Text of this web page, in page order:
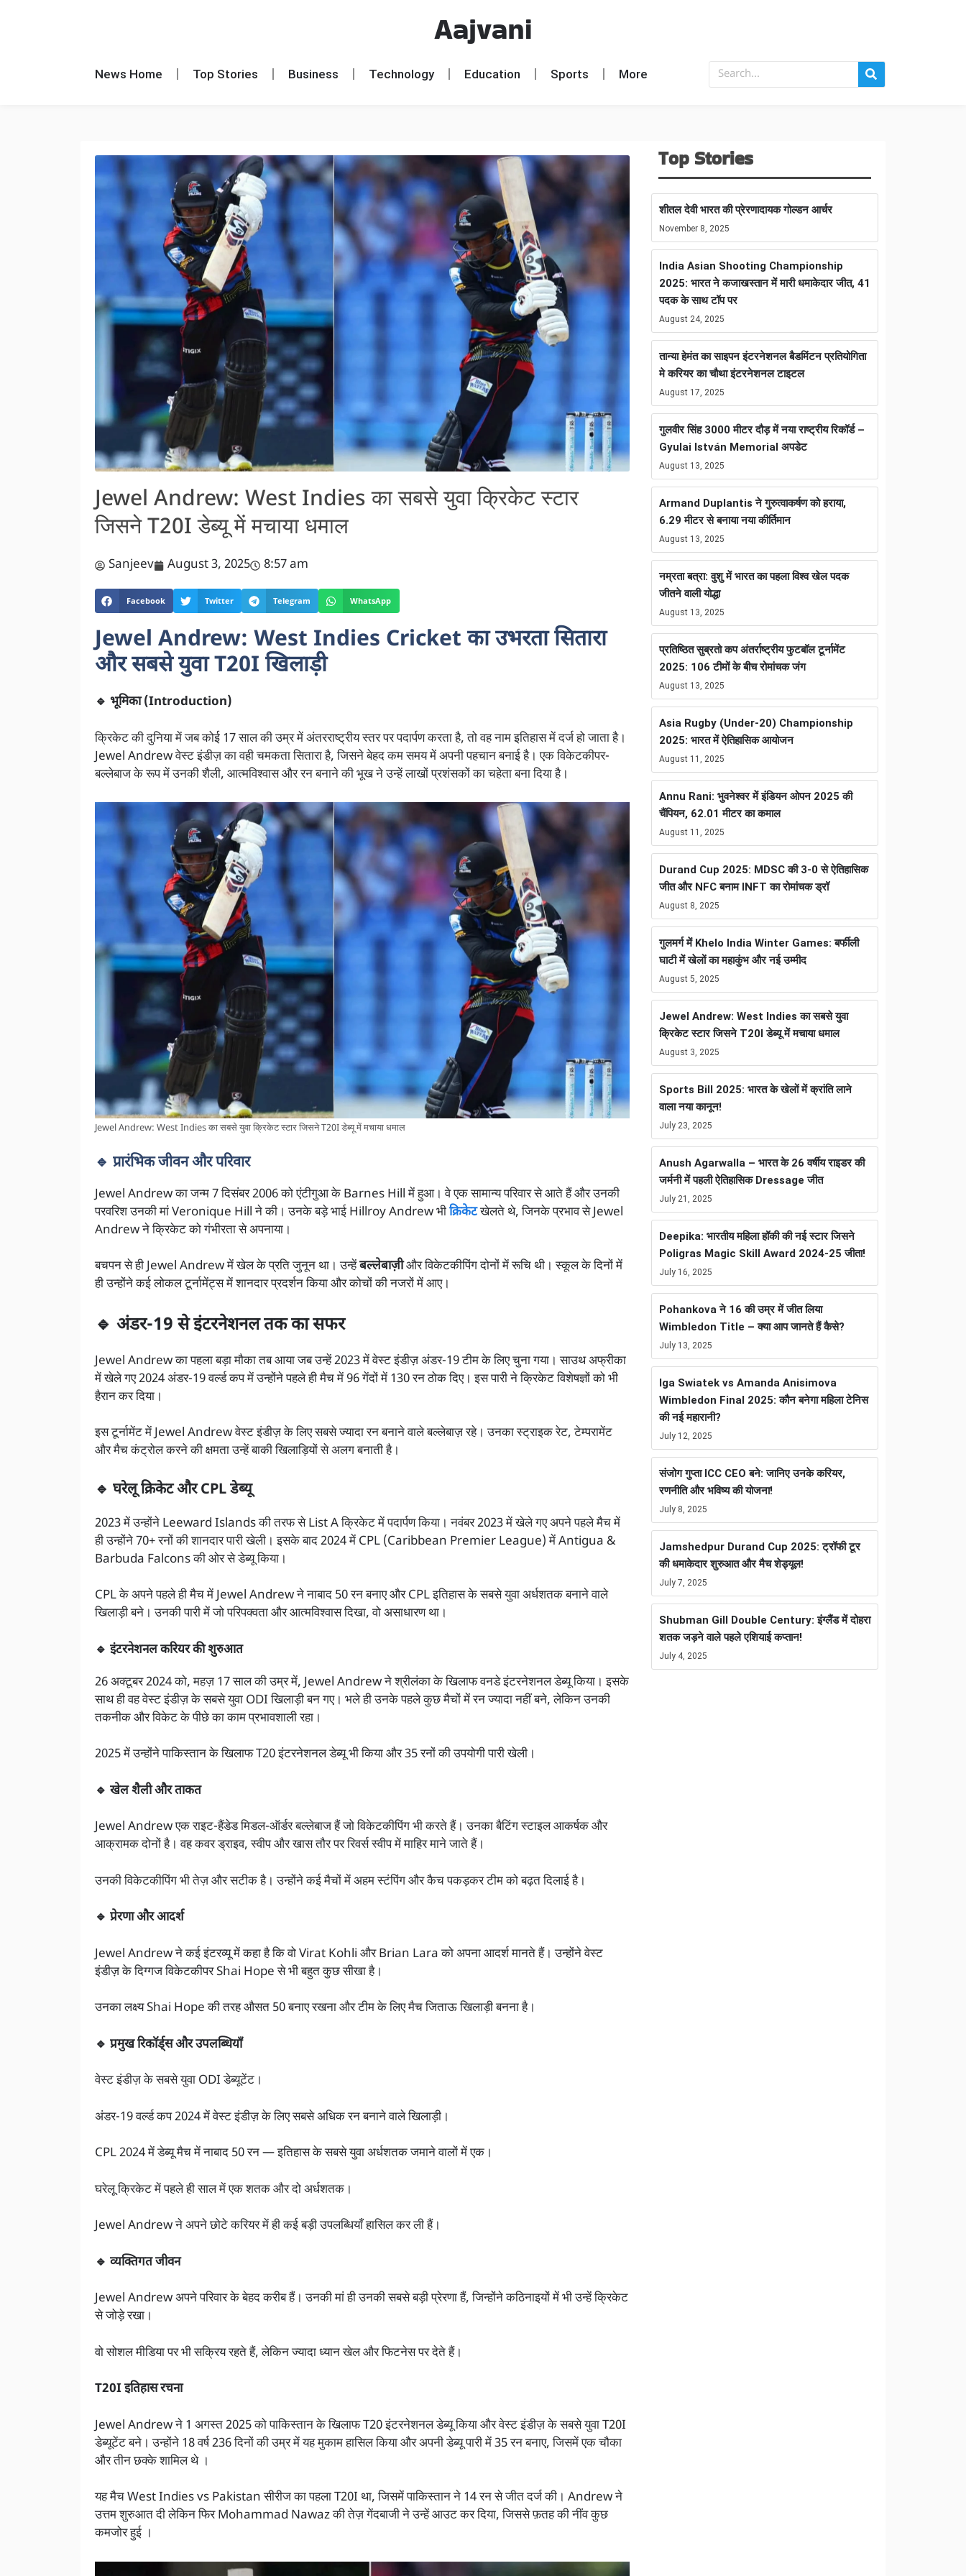
Aajvani
News Home Top Stories Business Technology Education Sports More
Jewel Andrew: West Indies का सबसे युवा क्रिकेट स्टार
जिसने T20I डेब्यू में मचाया धमाल
Sanjeev August 3, 2025 8:57 am
Facebook Twitter Telegram WhatsApp
Jewel Andrew: West Indies Cricket का उभरता सितारा
और सबसे युवा T20I खिलाड़ी
🔹 भूमिका (Introduction)
क्रिकेट की दुनिया में जब कोई 17 साल की उम्र में अंतरराष्ट्रीय स्तर पर पदार्पण करता है, तो वह नाम इतिहास में दर्ज हो जाता है।
Jewel Andrew वेस्ट इंडीज़ का वही चमकता सितारा है, जिसने बेहद कम समय में अपनी पहचान बनाई है। एक विकेटकीपर-
बल्लेबाज के रूप में उनकी शैली, आत्मविश्वास और रन बनाने की भूख ने उन्हें लाखों प्रशंसकों का चहेता बना दिया है।
Jewel Andrew: West Indies का सबसे युवा क्रिकेट स्टार जिसने T20I डेब्यू में मचाया धमाल
🔹 प्रारंभिक जीवन और परिवार
Jewel Andrew का जन्म 7 दिसंबर 2006 को एंटीगुआ के Barnes Hill में हुआ। वे एक सामान्य परिवार से आते हैं और उनकी
परवरिश उनकी मां Veronique Hill ने की। उनके बड़े भाई Hillroy Andrew भीक्रिकेटखेलते थे, जिनके प्रभाव से Jewel
Andrew ने क्रिकेट को गंभीरता से अपनाया।
बचपन से ही Jewel Andrew में खेल के प्रति जुनून था। उन्हेंबल्लेबाज़ीऔर विकेटकीपिंग दोनों में रूचि थी। स्कूल के दिनों में
ही उन्होंने कई लोकल टूर्नामेंट्स में शानदार प्रदर्शन किया और कोचों की नजरों में आए।
🔹 अंडर-19 से इंटरनेशनल तक का सफर
Jewel Andrew का पहला बड़ा मौका तब आया जब उन्हें 2023 में वेस्ट इंडीज़ अंडर-19 टीम के लिए चुना गया। साउथ अफ्रीका
में खेले गए 2024 अंडर-19 वर्ल्ड कप में उन्होंने पहले ही मैच में 96 गेंदों में 130 रन ठोक दिए। इस पारी ने क्रिकेट विशेषज्ञों को भी
हैरान कर दिया।
इस टूर्नामेंट में Jewel Andrew वेस्ट इंडीज़ के लिए सबसे ज्यादा रन बनाने वाले बल्लेबाज़ रहे। उनका स्ट्राइक रेट, टेम्परामेंट
और मैच कंट्रोल करने की क्षमता उन्हें बाकी खिलाड़ियों से अलग बनाती है।
🔹 घरेलू क्रिकेट और CPL डेब्यू
2023 में उन्होंने Leeward Islands की तरफ से List A क्रिकेट में पदार्पण किया। नवंबर 2023 में खेले गए अपने पहले मैच में
ही उन्होंने 70+ रनों की शानदार पारी खेली। इसके बाद 2024 में CPL (Caribbean Premier League) में Antigua &
Barbuda Falcons की ओर से डेब्यू किया।
CPL के अपने पहले ही मैच में Jewel Andrew ने नाबाद 50 रन बनाए और CPL इतिहास के सबसे युवा अर्धशतक बनाने वाले
खिलाड़ी बने। उनकी पारी में जो परिपक्वता और आत्मविश्वास दिखा, वो असाधारण था।
🔹 इंटरनेशनल करियर की शुरुआत
26 अक्टूबर 2024 को, महज़ 17 साल की उम्र में, Jewel Andrew ने श्रीलंका के खिलाफ वनडे इंटरनेशनल डेब्यू किया। इसके
साथ ही वह वेस्ट इंडीज़ के सबसे युवा ODI खिलाड़ी बन गए। भले ही उनके पहले कुछ मैचों में रन ज्यादा नहीं बने, लेकिन उनकी
तकनीक और विकेट के पीछे का काम प्रभावशाली रहा।
2025 में उन्होंने पाकिस्तान के खिलाफ T20 इंटरनेशनल डेब्यू भी किया और 35 रनों की उपयोगी पारी खेली।
🔹 खेल शैली और ताकत
Jewel Andrew एक राइट-हैंडेड मिडल-ऑर्डर बल्लेबाज हैं जो विकेटकीपिंग भी करते हैं। उनका बैटिंग स्टाइल आकर्षक और
आक्रामक दोनों है। वह कवर ड्राइव, स्वीप और खास तौर पर रिवर्स स्वीप में माहिर माने जाते हैं।
उनकी विकेटकीपिंग भी तेज़ और सटीक है। उन्होंने कई मैचों में अहम स्टंपिंग और कैच पकड़कर टीम को बढ़त दिलाई है।
🔹 प्रेरणा और आदर्श
Jewel Andrew ने कई इंटरव्यू में कहा है कि वो Virat Kohli और Brian Lara को अपना आदर्श मानते हैं। उन्होंने वेस्ट
इंडीज़ के दिग्गज विकेटकीपर Shai Hope से भी बहुत कुछ सीखा है।
उनका लक्ष्य Shai Hope की तरह औसत 50 बनाए रखना और टीम के लिए मैच जिताऊ खिलाड़ी बनना है।
🔹 प्रमुख रिकॉर्ड्स और उपलब्धियाँ
वेस्ट इंडीज़ के सबसे युवा ODI डेब्यूटेंट।
अंडर-19 वर्ल्ड कप 2024 में वेस्ट इंडीज़ के लिए सबसे अधिक रन बनाने वाले खिलाड़ी।
CPL 2024 में डेब्यू मैच में नाबाद 50 रन — इतिहास के सबसे युवा अर्धशतक जमाने वालों में एक।
घरेलू क्रिकेट में पहले ही साल में एक शतक और दो अर्धशतक।
Jewel Andrew ने अपने छोटे करियर में ही कई बड़ी उपलब्धियाँ हासिल कर ली हैं।
🔹 व्यक्तिगत जीवन
Jewel Andrew अपने परिवार के बेहद करीब हैं। उनकी मां ही उनकी सबसे बड़ी प्रेरणा हैं, जिन्होंने कठिनाइयों में भी उन्हें क्रिकेट
से जोड़े रखा।
वो सोशल मीडिया पर भी सक्रिय रहते हैं, लेकिन ज्यादा ध्यान खेल और फिटनेस पर देते हैं।
T20I इतिहास रचना
Jewel Andrew ने 1 अगस्त 2025 को पाकिस्तान के खिलाफ T20 इंटरनेशनल डेब्यू किया और वेस्ट इंडीज़ के सबसे युवा T20I
डेब्यूटेंट बने। उन्होंने 18 वर्ष 236 दिनों की उम्र में यह मुकाम हासिल किया और अपनी डेब्यू पारी में 35 रन बनाए, जिसमें एक चौका
और तीन छक्के शामिल थे ।
यह मैच West Indies vs Pakistan सीरीज का पहला T20I था, जिसमें पाकिस्तान ने 14 रन से जीत दर्ज की। Andrew ने
उत्तम शुरुआत दी लेकिन फिर Mohammad Nawaz की तेज़ गेंदबाजी ने उन्हें आउट कर दिया, जिससे फ़तह की नींव कुछ
कमजोर हुई ।
Top Stories
शीतल देवी भारत की प्रेरणादायक गोल्डन आर्चर
November 8, 2025
India Asian Shooting Championship
2025: भारत ने कजाखस्तान में मारी धमाकेदार जीत, 41
पदक के साथ टॉप पर
August 24, 2025
तान्या हेमंत का साइपन इंटरनेशनल बैडमिंटन प्रतियोगिता
मे करियर का चौथा इंटरनेशनल टाइटल
August 17, 2025
गुलवीर सिंह 3000 मीटर दौड़ में नया राष्ट्रीय रिकॉर्ड –
Gyulai István Memorial अपडेट
August 13, 2025
Armand Duplantis ने गुरुत्वाकर्षण को हराया,
6.29 मीटर से बनाया नया कीर्तिमान
August 13, 2025
नम्रता बत्रा: वुशु में भारत का पहला विश्व खेल पदक
जीतने वाली योद्धा
August 13, 2025
प्रतिष्ठित सुब्रतो कप अंतर्राष्ट्रीय फुटबॉल टूर्नामेंट
2025: 106 टीमों के बीच रोमांचक जंग
August 13, 2025
Asia Rugby (Under-20) Championship
2025: भारत में ऐतिहासिक आयोजन
August 11, 2025
Annu Rani: भुवनेश्वर में इंडियन ओपन 2025 की
चैंपियन, 62.01 मीटर का कमाल
August 11, 2025
Durand Cup 2025: MDSC की 3-0 से ऐतिहासिक
जीत और NFC बनाम INFT का रोमांचक ड्रॉ
August 8, 2025
गुलमर्ग में Khelo India Winter Games: बर्फीली
घाटी में खेलों का महाकुंभ और नई उम्मीद
August 5, 2025
Jewel Andrew: West Indies का सबसे युवा
क्रिकेट स्टार जिसने T20I डेब्यू में मचाया धमाल
August 3, 2025
Sports Bill 2025: भारत के खेलों में क्रांति लाने
वाला नया कानून!
July 23, 2025
Anush Agarwalla – भारत के 26 वर्षीय राइडर की
जर्मनी में पहली ऐतिहासिक Dressage जीत
July 21, 2025
Deepika: भारतीय महिला हॉकी की नई स्टार जिसने
Poligras Magic Skill Award 2024-25 जीता!
July 16, 2025
Pohankova ने 16 की उम्र में जीत लिया
Wimbledon Title – क्या आप जानते हैं कैसे?
July 13, 2025
Iga Swiatek vs Amanda Anisimova
Wimbledon Final 2025: कौन बनेगा महिला टेनिस
की नई महारानी?
July 12, 2025
संजोग गुप्ता ICC CEO बने: जानिए उनके करियर,
रणनीति और भविष्य की योजना!
July 8, 2025
Jamshedpur Durand Cup 2025: ट्रॉफी टूर
की धमाकेदार शुरुआत और मैच शेड्यूल!
July 7, 2025
Shubman Gill Double Century: इंग्लैंड में दोहरा
शतक जड़ने वाले पहले एशियाई कप्तान!
July 4, 2025